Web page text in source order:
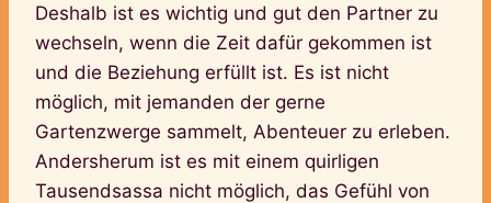
Deshalb ist es wichtig und gut den Partner zu
wechseln, wenn die Zeit dafür gekommen ist
und die Beziehung erfüllt ist. Es ist nicht
möglich, mit jemanden der gerne
Gartenzwerge sammelt, Abenteuer zu erleben.
Andersherum ist es mit einem quirligen
Tausendsassa nicht möglich, das Gefühl von